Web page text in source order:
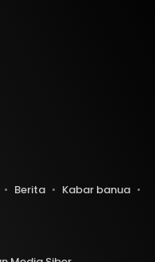
Berita
Kabar banua